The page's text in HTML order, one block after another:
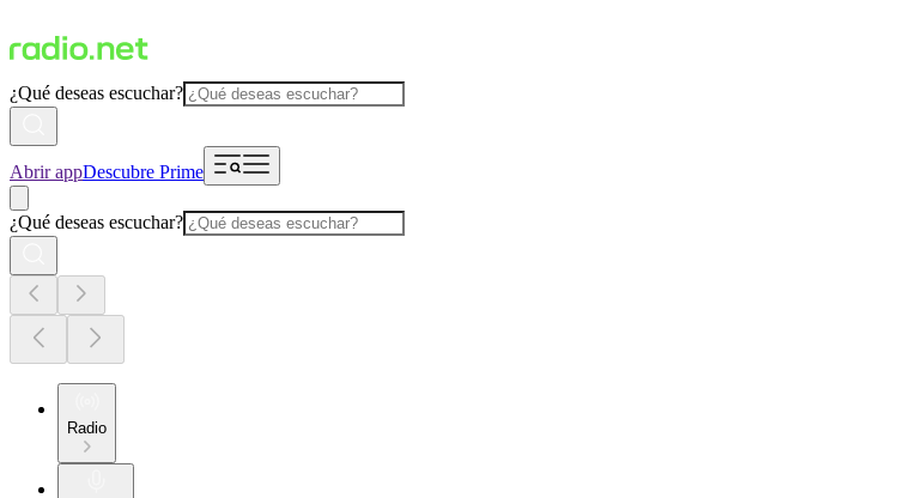
¿Qué deseas escuchar?
Abrir appDescubre Prime
¿Qué deseas escuchar?
Radio